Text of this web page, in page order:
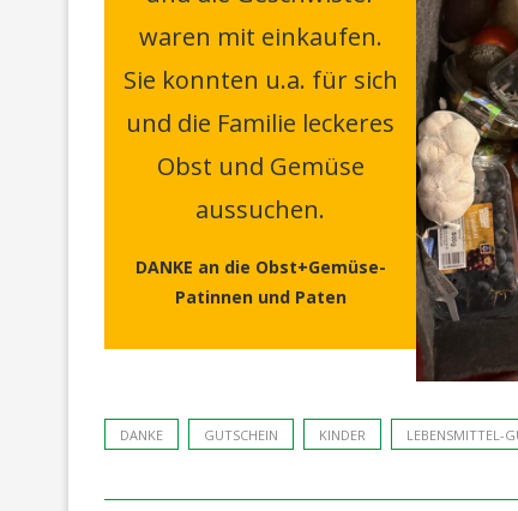
waren mit einkaufen.
Sie konnten u.a. für sich
und die Familie leckeres
Obst und Gemüse
aussuchen.
DANKE an die Obst+Gemüse-
Patinnen und Paten
DANKE GUTSCHEIN KINDER LEBENSMITTEL-